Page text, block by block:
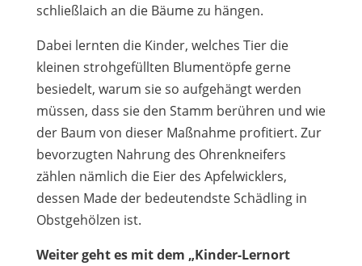
schließlaich an die Bäume zu hängen.
Dabei lernten die Kinder, welches Tier die
kleinen strohgefüllten Blumentöpfe gerne
besiedelt, warum sie so aufgehängt werden
müssen, dass sie den Stamm berühren und wie
der Baum von dieser Maßnahme profitiert. Zur
bevorzugten Nahrung des Ohrenkneifers
zählen nämlich die Eier des Apfelwicklers,
dessen Made der bedeutendste Schädling in
Obstgehölzen ist.
Weiter geht es mit dem „Kinder-Lernort